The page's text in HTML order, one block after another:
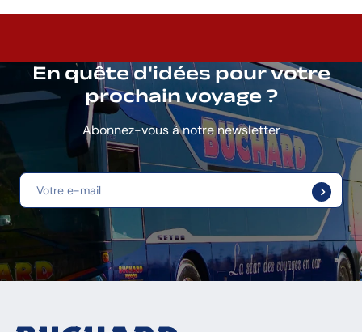
En quête d'idées pour votre
prochain voyage ?
Abonnez-vous à notre newsletter